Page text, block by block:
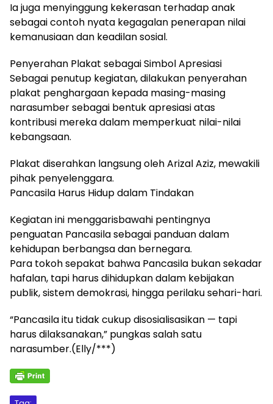
Ia juga menyinggung kekerasan terhadap anak
sebagai contoh nyata kegagalan penerapan nilai
kemanusiaan dan keadilan sosial.
Penyerahan Plakat sebagai Simbol Apresiasi
Sebagai penutup kegiatan, dilakukan penyerahan
plakat penghargaan kepada masing-masing
narasumber sebagai bentuk apresiasi atas
kontribusi mereka dalam memperkuat nilai-nilai
kebangsaan.
Plakat diserahkan langsung oleh Arizal Aziz, mewakili
pihak penyelenggara.
Pancasila Harus Hidup dalam Tindakan
Kegiatan ini menggarisbawahi pentingnya
penguatan Pancasila sebagai panduan dalam
kehidupan berbangsa dan bernegara.
Para tokoh sepakat bahwa Pancasila bukan sekadar
hafalan, tapi harus dihidupkan dalam kebijakan
publik, sistem demokrasi, hingga perilaku sehari-hari.
“Pancasila itu tidak cukup disosialisasikan — tapi
harus dilaksanakan,” pungkas salah satu
narasumber.(Elly/***)